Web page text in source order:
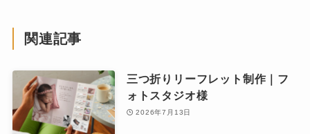
関連記事
三つ折りリーフレット制作｜フ
ォトスタジオ様
2026年7月13日